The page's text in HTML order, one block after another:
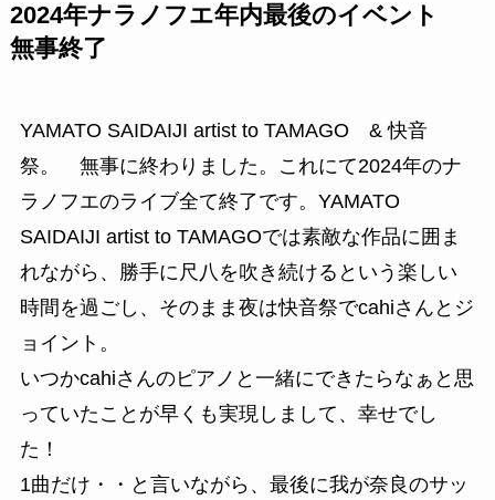
2024年ナラノフエ年内最後のイベント
無事終了
YAMATO SAIDAIJI artist to TAMAGO & 快音
祭。 無事に終わりました。これにて2024年のナ
ラノフエのライブ全て終了です。YAMATO
SAIDAIJI artist to TAMAGOでは素敵な作品に囲ま
れながら、勝手に尺八を吹き続けるという楽しい
時間を過ごし、そのまま夜は快音祭でcahiさんとジ
ョイント。
いつかcahiさんのピアノと一緒にできたらなぁと思
っていたことが早くも実現しまして、幸せでし
た！
1曲だけ・・と言いながら、最後に我が奈良のサッ